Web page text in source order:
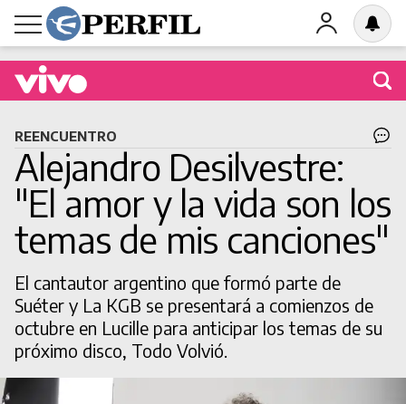
BUSCAR
REENCUENTRO
Alejandro Desilvestre:
"El amor y la vida son los
temas de mis canciones"
El cantautor argentino que formó parte de
Suéter y La KGB se presentará a comienzos de
octubre en Lucille para anticipar los temas de su
próximo disco, Todo Volvió.